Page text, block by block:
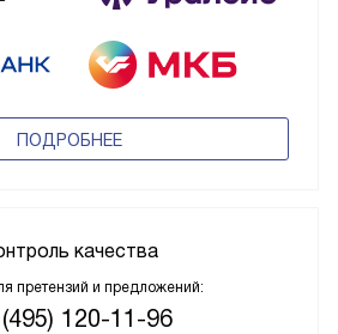
ПОДРОБНЕЕ
качества
претензий и предложений:
120-11-96